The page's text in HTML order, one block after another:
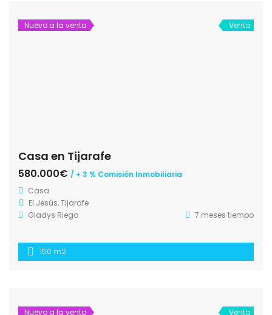
Nuevo a la venta Venta
Casa en Tijarafe
580.000€ / + 3 % Comisión Inmobiliaria
Casa
El Jesús, Tijarafe
Gladys Riego
7 meses tiempo
150 m2
Nuevo a la venta Venta